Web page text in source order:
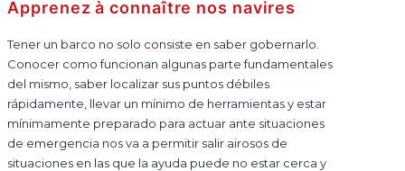
Apprenez à connaître nos navires
Tener un barco no solo consiste en saber gobernarlo.
Conocer como funcionan algunas parte fundamentales
del mismo, saber localizar sus puntos débiles
rápidamente, llevar un mínimo de herramientas y estar
mínimamente preparado para actuar ante situaciones
de emergencia nos va a permitir salir airosos de
situaciones en las que la ayuda puede no estar cerca y